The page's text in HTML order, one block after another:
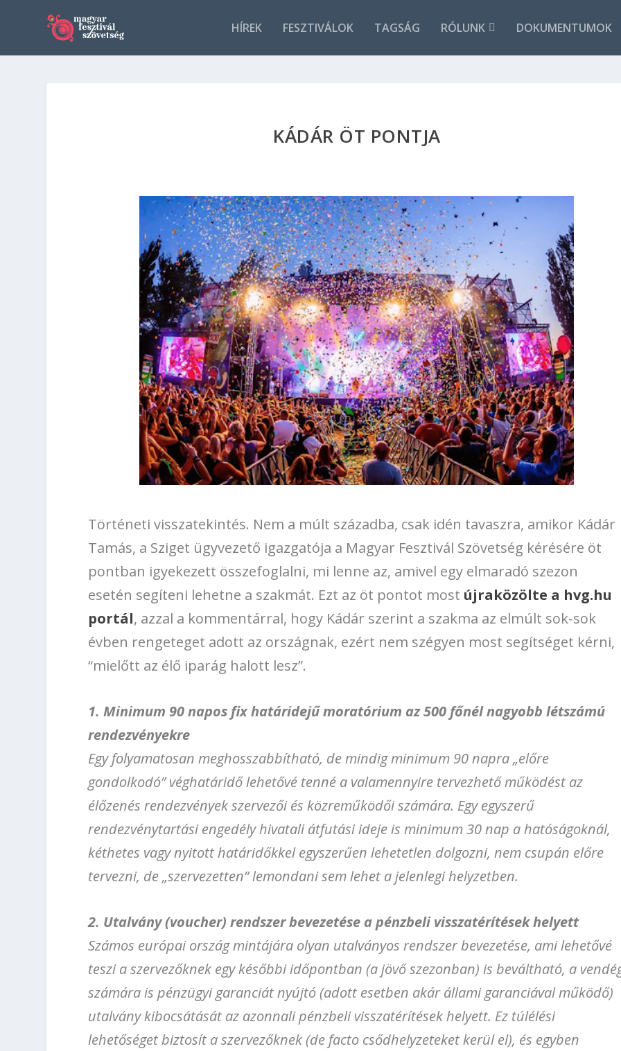
HÍREK FESZTIVÁLOK TAGSÁG RÓLUNK DOKUMENTUMOK
KÁDÁR ÖT PONTJA
Történeti visszatekintés. Nem a múlt századba, csak idén tavaszra, amikor Kádár
Tamás, a Sziget ügyvezető igazgatója a Magyar Fesztivál Szövetség kérésére öt
pontban igyekezett összefoglalni, mi lenne az, amivel egy elmaradó szezon
esetén segíteni lehetne a szakmát. Ezt az öt pontot most újraközölte a hvg.hu
portál, azzal a kommentárral, hogy Kádár szerint a szakma az elmúlt sok-sok
évben rengeteget adott az országnak, ezért nem szégyen most segítséget kérni,
“mielőtt az élő iparág halott lesz”.
1. Minimum 90 napos fix határidejű moratórium az 500 főnél nagyobb létszámú
rendezvényekre
Egy folyamatosan meghosszabbítható, de mindig minimum 90 napra „előre
gondolkodó” véghatáridő lehetővé tenné a valamennyire tervezhető működést az
élőzenés rendezvények szervezői és közreműködői számára. Egy egyszerű
rendezvénytartási engedély hivatali átfutási ideje is minimum 30 nap a hatóságoknál,
kéthetes vagy nyitott határidőkkel egyszerűen lehetetlen dolgozni, nem csupán előre
tervezni, de „szervezetten” lemondani sem lehet a jelenlegi helyzetben.
2. Utalvány (voucher) rendszer bevezetése a pénzbeli visszatérítések helyett
Számos európai ország mintájára olyan utalványos rendszer bevezetése, ami lehetővé
teszi a szervezőknek egy későbbi időpontban (a jövő szezonban) is beváltható, a
számára is pénzügyi garanciát nyújtó (adott esetben akár állami garanciával működő)
utalvány kibocsátását az azonnali pénzbeli visszatérítések helyett. Ez túlélési
lehetőséget biztosít a szervezőknek (de facto csődhelyzeteket kerül el), és egyben